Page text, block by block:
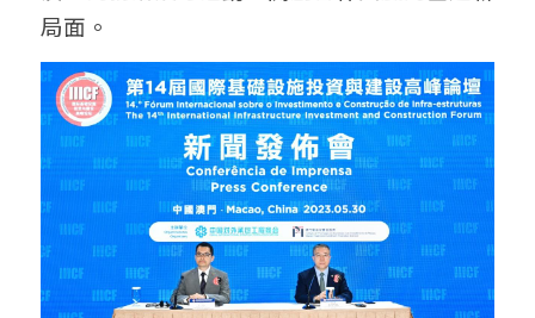
局面。